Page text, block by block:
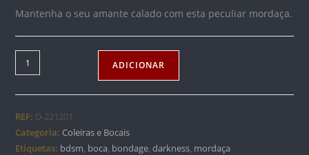
Mantenha o seu amante calado com esta peculiar mordaça.
Quantidade
de
DARKNESS
COM
BOLA
ADICIONAR
REF: D-221201
Categoria: Coleiras e Bocais
Etiquetas: bdsm, boca, bondage,darkness, mordaça